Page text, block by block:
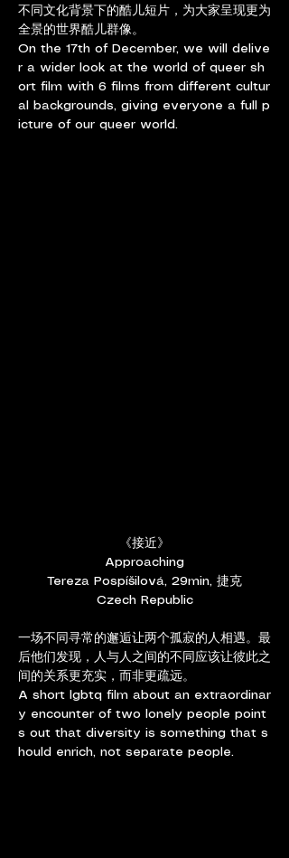
不同文化背景下的酷儿短片，为大家呈现更为
全景的世界酷儿群像。
On the 17th of December, we will delive
r a wider look at the world of queer sh
ort film with 6 films from different cultur
al backgrounds, giving everyone a full p
icture of our queer world.
《接近》
Approaching
Tereza Pospíšilová, 29min, 捷克
Czech Republic
一场不同寻常的邂逅让两个孤寂的人相遇。最
后他们发现，人与人之间的不同应该让彼此之
间的关系更充实，而非更疏远。
A short lgbtq film about an extraordinar
y encounter of two lonely people point
s out that diversity is something that s
hould enrich, not separate people.